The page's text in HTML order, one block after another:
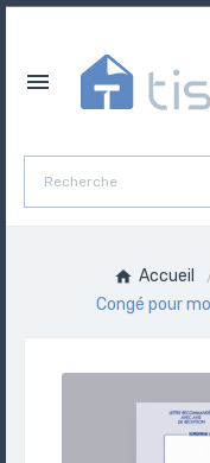

Accueil
Congé pour